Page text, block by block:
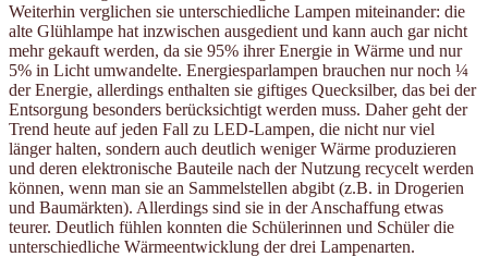
Weiterhin verglichen sie unterschiedliche Lampen miteinander: die
alte Glühlampe hat inzwischen ausgedient und kann auch gar nicht
mehr gekauft werden, da sie 95% ihrer Energie in Wärme und nur
5% in Licht umwandelte. Energiesparlampen brauchen nur noch ¼
der Energie, allerdings enthalten sie giftiges Quecksilber, das bei der
Entsorgung besonders berücksichtigt werden muss. Daher geht der
Trend heute auf jeden Fall zu LED-Lampen, die nicht nur viel
länger halten, sondern auch deutlich weniger Wärme produzieren
und deren elektronische Bauteile nach der Nutzung recycelt werden
können, wenn man sie an Sammelstellen abgibt (z.B. in Drogerien
und Baumärkten). Allerdings sind sie in der Anschaffung etwas
teurer. Deutlich fühlen konnten die Schülerinnen und Schüler die
unterschiedliche Wärmeentwicklung der drei Lampenarten.